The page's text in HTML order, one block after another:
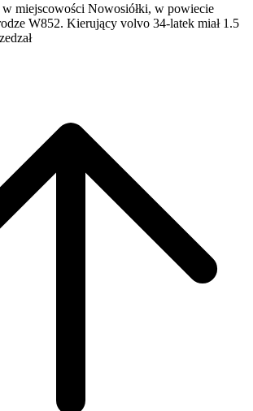
miejscowości Nowosiółki, w powiecie
W852. Kierujący volvo 34-latek miał 1.5